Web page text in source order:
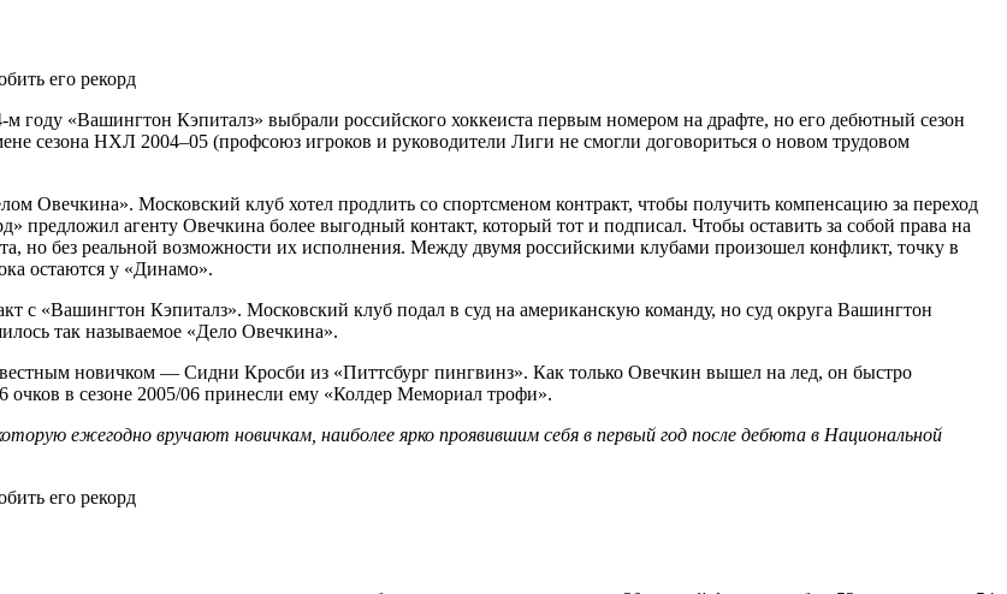
году «Вашингтон Кэпиталз» выбрали российского хоккеиста первым номером на драфте, но его дебютный сезон
сезона НХЛ 2004–05 (профсоюз игроков и руководители Лиги не смогли договориться о новом трудовом
Овечкина». Московский клуб хотел продлить со спортсменом контракт, чтобы получить компенсацию за переход
агенту Овечкина более выгодный контакт, который тот и подписал. Чтобы оставить за собой права на
но без реальной возможности их исполнения. Между двумя российскими клубами произошел конфликт, точку в
остаются у «Динамо».
с «Вашингтон Кэпиталз». Московский клуб подал в суд на американскую команду, но суд округа Вашингтон
так называемое «Дело Овечкина».
новичком — Сидни Кросби из «Питтсбург пингвинз». Как только Овечкин вышел на лед, он быстро
очков в сезоне 2005/06 принесли ему «Колдер Мемориал трофи».
ежегодно вручают новичкам, наиболее ярко проявившим себя в первый год после дебюта в Национальной